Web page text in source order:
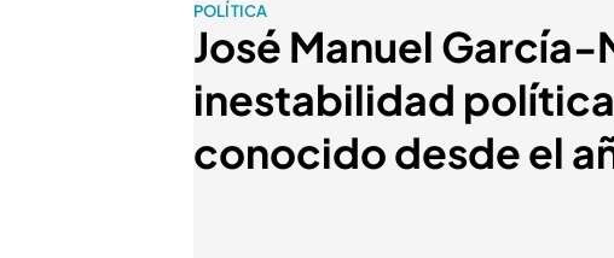
POLÍTICA
José Manuel
inestabilidad
conocido desde el